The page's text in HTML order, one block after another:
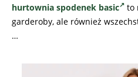
hurtownia spodenek basic
to
garderoby, ale również
…